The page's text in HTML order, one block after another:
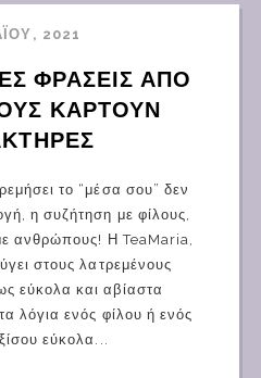
2021
ΦΡΑΣΕΙΣ ΑΠΟ
ΚΑΡΤΟΥΝ
το “μέσα σου” δεν
η συζήτηση με φίλους,
ανθρώπους! Η TeaMaria,
στους λατρεμένους
εύκολα και αβίαστα
λόγια ενός φίλου ή ενός
εύκολα...